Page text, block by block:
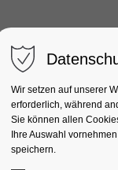
Wir setzen auf unserer
erforderlich, während
Sie können allen
Ihre Auswahl
speichern.